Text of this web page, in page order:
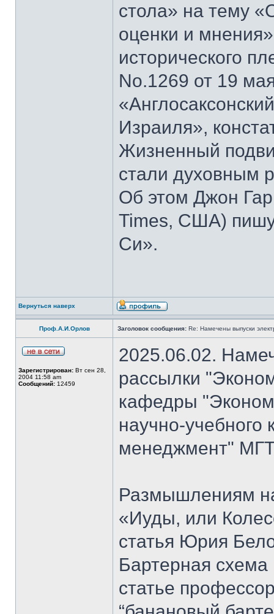
стола» на тему
оценки и
исторического
No.1269 от 19
Израиля»,
Жизненный
стали духовным
Об этом Джон
Times, США)
Си».
Вернуться наверх
Проф.А.И.Орлов Заголовок сообщения: Re: Намечены выпуски
Зарегистрирован: Вт сен 28,
2004 11:58 am
Сообщений: 12459
2025.06.02.
рассылки
кафедры
научно-
менеджмент"
Размышлениям
«Иуды, или
статья Юрия
Бартерная схема
статье